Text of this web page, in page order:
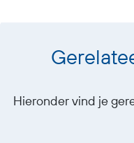
Hieronder vind je